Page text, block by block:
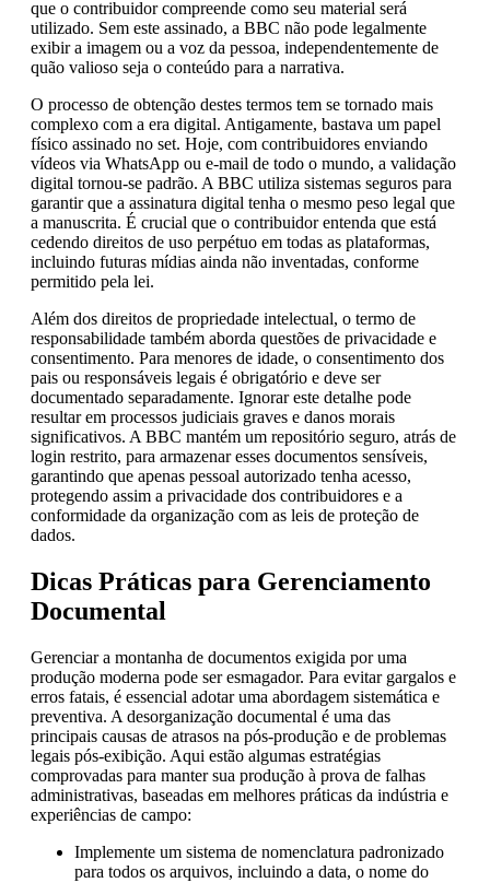
que o contribuidor compreende como seu material será
utilizado. Sem este assinado, a BBC não pode legalmente
exibir a imagem ou a voz da pessoa, independentemente de
quão valioso seja o conteúdo para a narrativa.
O processo de obtenção destes termos tem se tornado mais
complexo com a era digital. Antigamente, bastava um papel
físico assinado no set. Hoje, com contribuidores enviando
vídeos via WhatsApp ou e-mail de todo o mundo, a validação
digital tornou-se padrão. A BBC utiliza sistemas seguros para
garantir que a assinatura digital tenha o mesmo peso legal que
a manuscrita. É crucial que o contribuidor entenda que está
cedendo direitos de uso perpétuo em todas as plataformas,
incluindo futuras mídias ainda não inventadas, conforme
permitido pela lei.
Além dos direitos de propriedade intelectual, o termo de
responsabilidade também aborda questões de privacidade e
consentimento. Para menores de idade, o consentimento dos
pais ou responsáveis legais é obrigatório e deve ser
documentado separadamente. Ignorar este detalhe pode
resultar em processos judiciais graves e danos morais
significativos. A BBC mantém um repositório seguro, atrás de
login restrito, para armazenar esses documentos sensíveis,
garantindo que apenas pessoal autorizado tenha acesso,
protegendo assim a privacidade dos contribuidores e a
conformidade da organização com as leis de proteção de
dados.
Dicas Práticas para Gerenciamento
Documental
Gerenciar a montanha de documentos exigida por uma
produção moderna pode ser esmagador. Para evitar gargalos e
erros fatais, é essencial adotar uma abordagem sistemática e
preventiva. A desorganização documental é uma das
principais causas de atrasos na pós-produção e de problemas
legais pós-exibição. Aqui estão algumas estratégias
comprovadas para manter sua produção à prova de falhas
administrativas, baseadas em melhores práticas da indústria e
experiências de campo:
Implemente um sistema de nomenclatura padronizado
para todos os arquivos, incluindo a data, o nome do